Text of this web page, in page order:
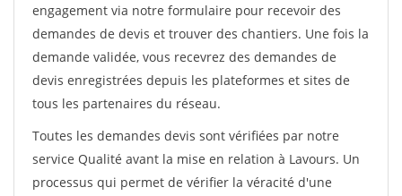
engagement via notre formulaire pour recevoir des
demandes de devis et trouver des chantiers. Une fois la
demande validée, vous recevrez des demandes de
devis enregistrées depuis les plateformes et sites de
tous les partenaires du réseau.
Toutes les demandes devis sont vérifiées par notre
service Qualité avant la mise en relation à Lavours. Un
processus qui permet de vérifier la véracité d'une